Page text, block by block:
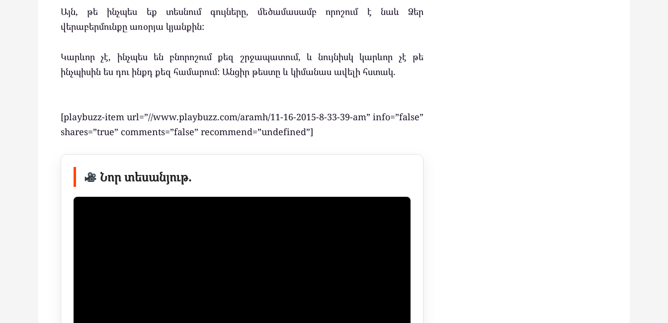
Այն, թե ինչպես եք տեսնում գույները, մեծամասամբ որոշում է նաև Ձեր
վերաբերմունքը առօրյա կյանքին:
Կարևոր չէ, ինչպես են բնորոշում քեզ շրջապատում, և նույնիսկ կարևոր չէ թե
ինչպիսին ես դու ինքդ քեզ համարում: Անցիր թեստը և կիմանաս ավելի հստակ.
[playbuzz-item url=”//www.playbuzz.com/aramh/11-16-2015-8-33-39-am” info=”false”
shares=”true” comments=”false” recommend=”undefined”]
Նոր տեսանյութ.